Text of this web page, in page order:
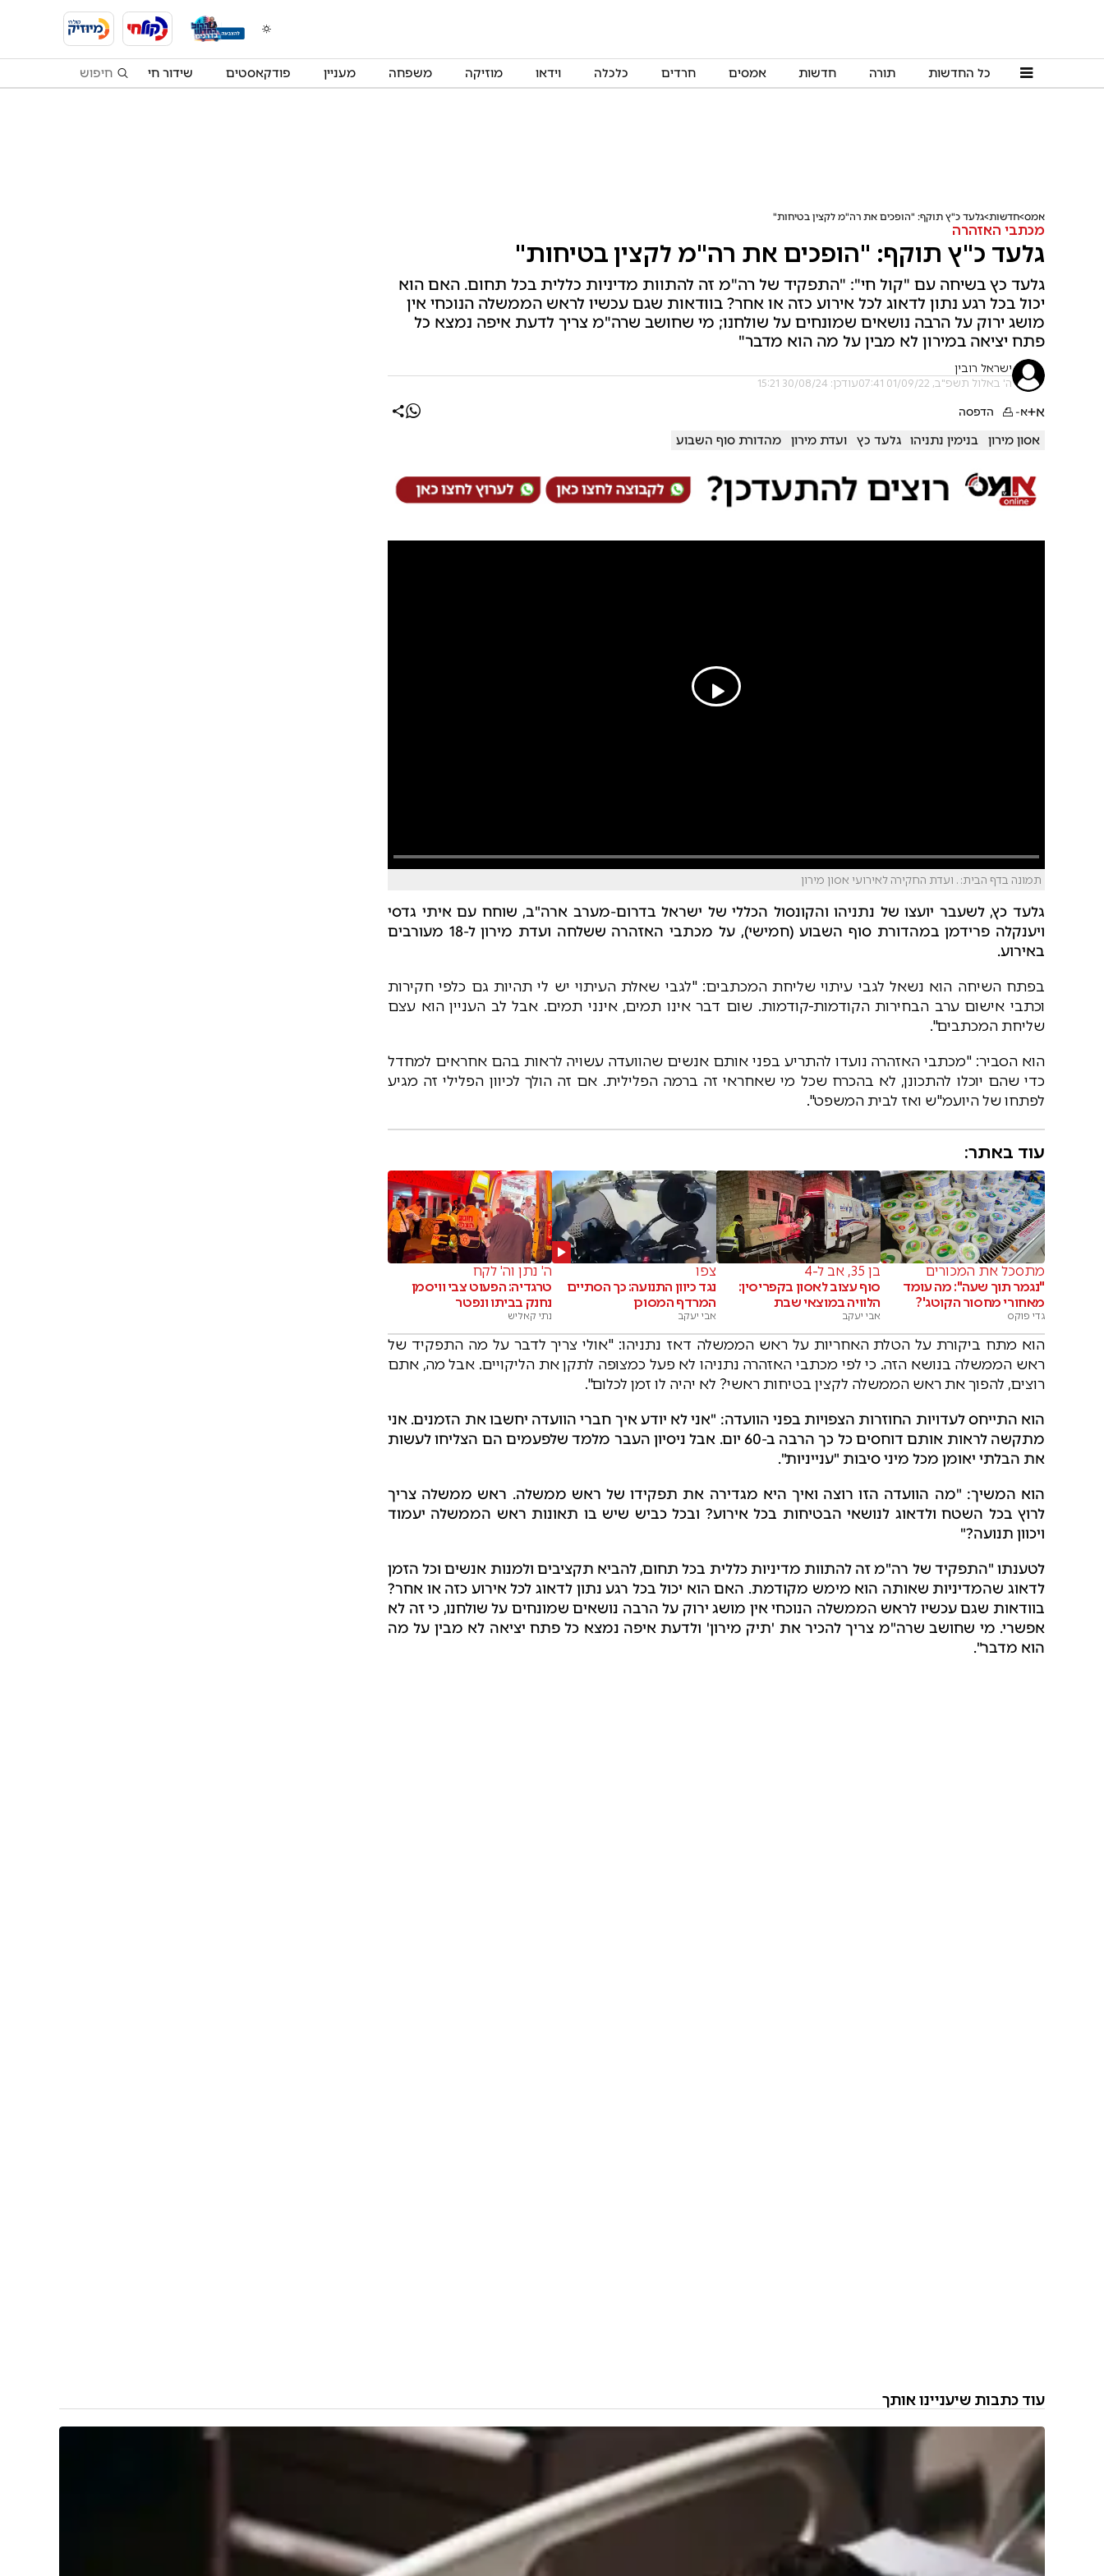
כל החדשות תורה חדשות אמסים חרדים כלכלה וידאו מוזיקה משפחה מעניין פודקאסטים שידור חי
אמס חדשות גלעד כ"ץ תוקף: "הופכים את רה"מ לקצין בטיחות"
מכתבי האזהרה
גלעד כ"ץ תוקף: "הופכים את רה"מ לקצין בטיחות"
גלעד כץ בשיחה עם "קול חי": "התפקיד של רה"מ זה להתוות מדיניות כללית בכל תחום. האם הוא
יכול בכל רגע נתון לדאוג לכל אירוע כזה או אחר? בוודאות שגם עכשיו לראש הממשלה הנוכחי אין
מושג ירוק על הרבה נושאים שמונחים על שולחנו; מי שחושב שרה"מ צריך לדעת איפה נמצא כל
פתח יציאה במירון לא מבין על מה הוא מדבר"
ישראל רובין
ה' באלול תשפ"ב, 01/09/22 07:41 עודכן: 30/08/24 15:21
א+א- הדפסה
אסון מירון בנימין נתניהו גלעד כץ ועדת מירון מהדורת סוף השבוע
תמונה בדף הבית: . ועדת החקירה לאירועי אסון מירון
גלעד כץ, לשעבר יועצו של נתניהו והקונסול הכללי של ישראל בדרום-מערב ארה"ב, שוחח עם איתי גדסי
ויענקלה פרידמן במהדורת סוף השבוע (חמישי), על מכתבי האזהרה ששלחה ועדת מירון ל-18 מעורבים
באירוע.
בפתח השיחה הוא נשאל לגבי עיתוי שליחת המכתבים: "לגבי שאלת העיתוי יש לי תהיות גם כלפי חקירות
וכתבי אישום ערב הבחירות הקודמות-קודמות. שום דבר אינו תמים, אינני תמים. אבל לב העניין הוא עצם
שליחת המכתבים".
הוא הסביר: "מכתבי האזהרה נועדו להתריע בפני אותם אנשים שהוועדה עשויה לראות בהם אחראים למחדל
כדי שהם יוכלו להתכונן, לא בהכרח שכל מי שאחראי זה ברמה הפלילית. אם זה הולך לכיוון הפלילי זה מגיע
לפתחו של היועמ"ש ואז לבית המשפט".
עוד באתר:
מתסכל את המכורים
"נגמר תוך שעה": מה עומד
מאחורי מחסור הקוטג'?
גדי פוקס
בן 35, אב ל-4
סוף עצוב לאסון בקפריסין:
הלוויה במוצאי שבת
אבי יעקב
צפו
נגד כיוון התנועה: כך הסתיים
המרדף המסוכן
אבי יעקב
ה' נתן וה' לקח
טרגדיה: הפעוט צבי וויסמן
נחנק בביתו ונפטר
נתי קאליש
הוא מתח ביקורת על הטלת האחריות על ראש הממשלה דאז נתניהו: "אולי צריך לדבר על מה התפקיד של
ראש הממשלה בנושא הזה. כי לפי מכתבי האזהרה נתניהו לא פעל כמצופה לתקן את הליקויים. אבל מה, אתם
רוצים, להפוך את ראש הממשלה לקצין בטיחות ראשי? לא יהיה לו זמן לכלום".
הוא התייחס לעדויות החוזרות הצפויות בפני הוועדה: "אני לא יודע איך חברי הוועדה יחשבו את הזמנים. אני
מתקשה לראות אותם דוחסים כל כך הרבה ב-60 יום. אבל ניסיון העבר מלמד שלפעמים הם הצליחו לעשות
את הבלתי יאומן מכל מיני סיבות "ענייניות".
הוא המשיך: "מה הוועדה הזו רוצה ואיך היא מגדירה את תפקידו של ראש ממשלה. ראש ממשלה צריך
לרוץ בכל השטח ולדאוג לנושאי הבטיחות בכל אירוע? ובכל כביש שיש בו תאונות ראש הממשלה יעמוד
ויכוון תנועה?"
לטענתו "התפקיד של רה"מ זה להתוות מדיניות כללית בכל תחום, להביא תקציבים ולמנות אנשים וכל הזמן
לדאוג שהמדיניות שאותה הוא מימש מקודמת. האם הוא יכול בכל רגע נתון לדאוג לכל אירוע כזה או אחר?
בוודאות שגם עכשיו לראש הממשלה הנוכחי אין מושג ירוק על הרבה נושאים שמונחים על שולחנו, כי זה לא
אפשרי. מי שחושב שרה"מ צריך להכיר את 'תיק מירון' ולדעת איפה נמצא כל פתח יציאה לא מבין על מה
הוא מדבר".
עוד כתבות שיעניינו אותך